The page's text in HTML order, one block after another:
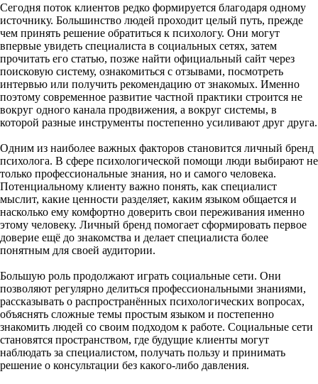
Сегодня поток клиентов редко формируется благодаря одному
источнику. Большинство людей проходит целый путь, прежде
чем принять решение обратиться к психологу. Они могут
впервые увидеть специалиста в социальных сетях, затем
прочитать его статью, позже найти официальный сайт через
поисковую систему, ознакомиться с отзывами, посмотреть
интервью или получить рекомендацию от знакомых. Именно
поэтому современное развитие частной практики строится не
вокруг одного канала продвижения, а вокруг системы, в
которой разные инструменты постепенно усиливают друг друга.
Одним из наиболее важных факторов становится личный бренд
психолога. В сфере психологической помощи люди выбирают не
только профессиональные знания, но и самого человека.
Потенциальному клиенту важно понять, как специалист
мыслит, какие ценности разделяет, каким языком общается и
насколько ему комфортно доверить свои переживания именно
этому человеку. Личный бренд помогает сформировать первое
доверие ещё до знакомства и делает специалиста более
понятным для своей аудитории.
Большую роль продолжают играть социальные сети. Они
позволяют регулярно делиться профессиональными знаниями,
рассказывать о распространённых психологических вопросах,
объяснять сложные темы простым языком и постепенно
знакомить людей со своим подходом к работе. Социальные сети
становятся пространством, где будущие клиенты могут
наблюдать за специалистом, получать пользу и принимать
решение о консультации без какого-либо давления.